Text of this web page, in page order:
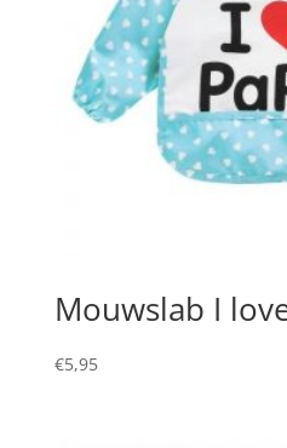
Mouwslab I
€5,95